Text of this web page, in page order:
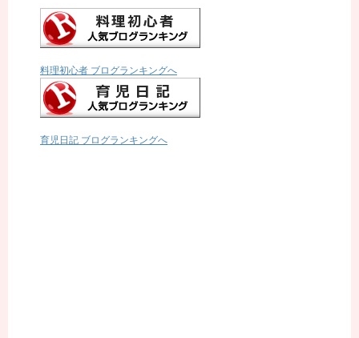
料理初心者 ブログランキングへ
育児日記 ブログランキングへ